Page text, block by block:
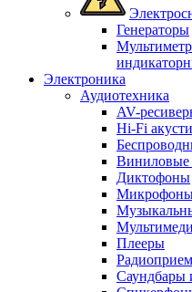
Генераторы
Электроника
Аудиотехника
AV-
Hi-Fi
Виниловые
Диктофоны
Плееры
Саундбары